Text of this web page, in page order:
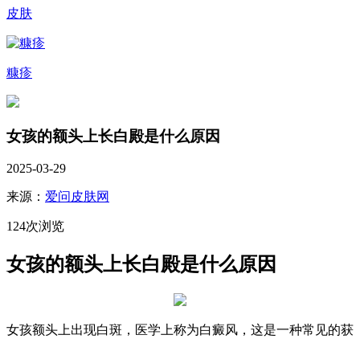
皮肤
糠疹
女孩的额头上长白殿是什么原因
2025-03-29
来源： 爱问皮肤网
124次浏览
女孩的额头上长白殿是什么原因
女孩额头上出现白斑，医学上称为白癜风，这是一种常见的获